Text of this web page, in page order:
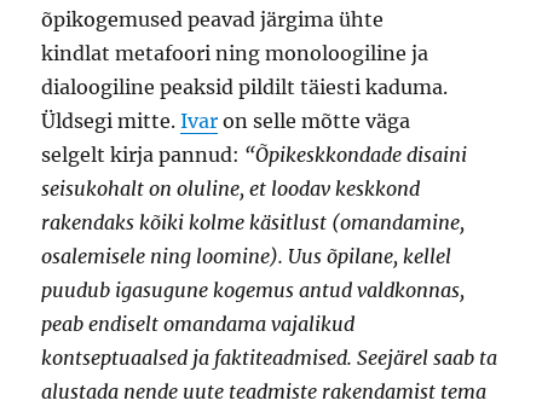
õpikogemused peavad järgima ühte
kindlat metafoori ning monoloogiline ja
dialoogiline peaksid pildilt täiesti kaduma.
Üldsegi mitte.Ivar on selle mõtte väga
selgelt kirja pannud: “Õpikeskkondade disaini
seisukohalt on oluline, et loodav keskkond
rakendaks kõiki kolme käsitlust (omandamine,
osalemisele ning loomine). Uus õpilane, kellel
puudub igasugune kogemus antud valdkonnas,
peab endiselt omandama vajalikud
kontseptuaalsed ja faktiteadmised. Seejärel saab ta
alustada nende uute teadmiste rakendamist tema